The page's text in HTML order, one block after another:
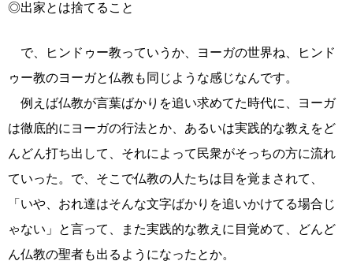
◎出家とは捨てること
で、ヒンドゥー教っていうか、ヨーガの世界ね、ヒンド
ゥー教のヨーガと仏教も同じような感じなんです。
例えば仏教が言葉ばかりを追い求めてた時代に、ヨーガ
は徹底的にヨーガの行法とか、あるいは実践的な教えをど
んどん打ち出して、それによって民衆がそっちの方に流れ
ていった。で、そこで仏教の人たちは目を覚まされて、
「いや、おれ達はそんな文字ばかりを追いかけてる場合じ
ゃない」と言って、また実践的な教えに目覚めて、どんど
ん仏教の聖者も出るようになったとか。